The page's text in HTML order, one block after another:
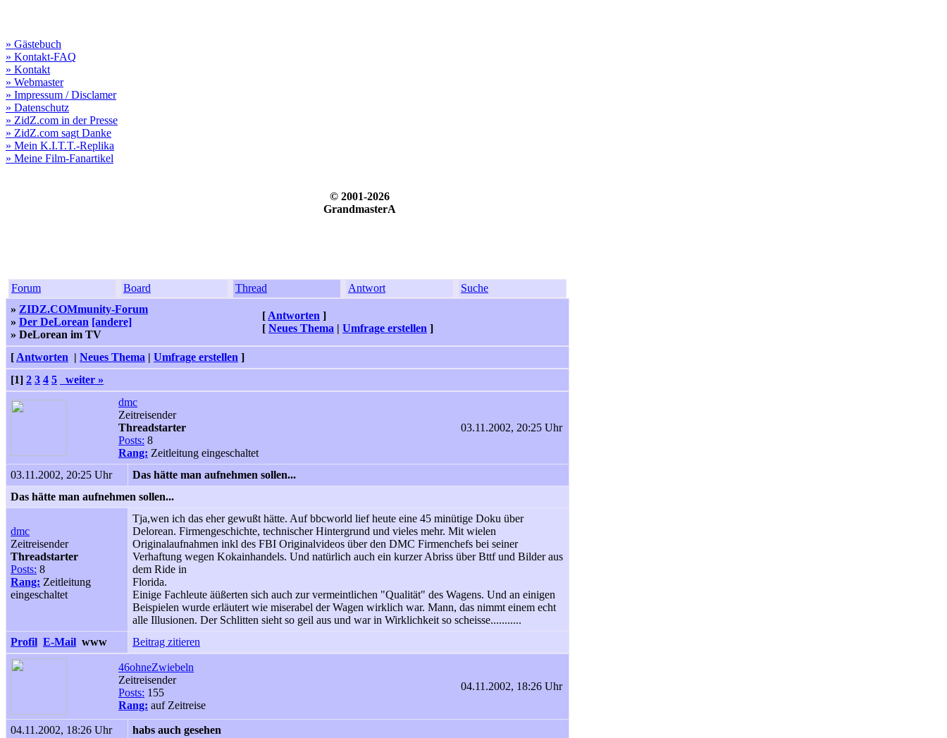
» Gästebuch
» Kontakt-FAQ
» Kontakt
» Webmaster
» Impressum / Disclamer
» Datenschutz
» ZidZ.com in der Presse
» ZidZ.com sagt Danke
» Mein K.I.T.T.-Replika
» Meine Film-Fanartikel
© 2001-2026
GrandmasterA
Forum Board Thread Antwort
Suche
» ZIDZ.COMmunity-Forum
» Der DeLorean [andere]
» DeLorean im TV
[ Antworten ]
[ Neues Thema | Umfrage erstellen ]
[ Antworten | Neues Thema | Umfrage erstellen ]
[1] 2 3 4 5
weiter »
dmc
Zeitreisender
Threadstarter
Posts: 8
Rang: Zeitleitung eingeschaltet
03.11.2002, 20:25 Uhr
03.11.2002, 20:25 Uhr
Das hätte man aufnehmen sollen...
Das hätte man aufnehmen sollen...
dmc
Zeitreisender
Threadstarter
Posts: 8
Rang: Zeitleitung
eingeschaltet
Tja,wen ich das eher gewußt hätte. Auf bbcworld lief heute eine 45 minütige Doku über
Delorean. Firmengeschichte, technischer Hintergrund und vieles mehr. Mit wielen
Originalaufnahmen inkl des FBI Originalvideos über den DMC Firmenchefs bei seiner
Verhaftung wegen Kokainhandels. Und natürlich auch ein kurzer Abriss über Bttf und Bilder aus
dem Ride in
Florida.
Einige Fachleute äüßerten sich auch zur vermeintlichen "Qualität" des Wagens. Und an einigen
Beispielen wurde erläutert wie miserabel der Wagen wirklich war. Mann, das nimmt einem echt
alle Illusionen. Der Schlitten sieht so geil aus und war in Wirklichkeit so scheisse...........
Profil E-Mail www Beitrag zitieren
46ohneZwiebeln
Zeitreisender
Posts: 155
Rang: auf Zeitreise
04.11.2002, 18:26 Uhr
04.11.2002, 18:26 Uhr habs auch gesehen